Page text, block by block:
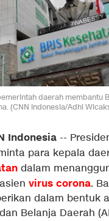
daerah membantu
(CNN Indonesia/Adhi
Indonesia --
para kepala
dalam
virus corona.
dalam bentuk
Belanja Daerah